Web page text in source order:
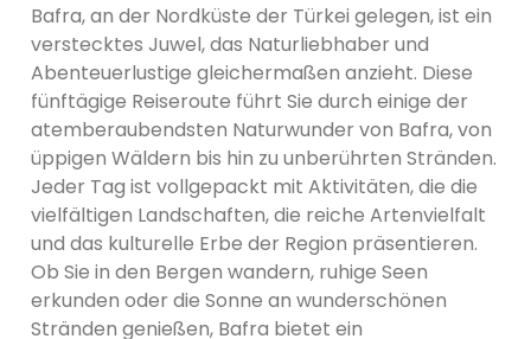
Bafra, an der Nordküste der Türkei gelegen, ist ein
verstecktes Juwel, das Naturliebhaber und
Abenteuerlustige gleichermaßen anzieht. Diese
fünftägige Reiseroute führt Sie durch einige der
atemberaubendsten Naturwunder von Bafra, von
üppigen Wäldern bis hin zu unberührten Stränden.
Jeder Tag ist vollgepackt mit Aktivitäten, die die
vielfältigen Landschaften, die reiche Artenvielfalt
und das kulturelle Erbe der Region präsentieren.
Ob Sie in den Bergen wandern, ruhige Seen
erkunden oder die Sonne an wunderschönen
Stränden genießen, Bafra bietet ein